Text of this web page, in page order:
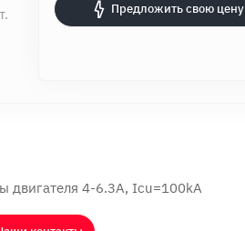
Предложить свою цену
двигателя 4-6.3A, Icu=100kA